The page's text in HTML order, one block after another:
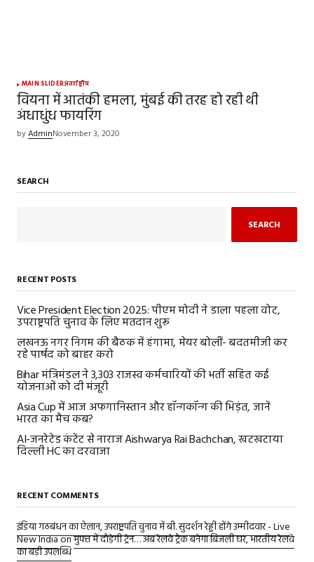
MAIN SLIDERअंतर्राष्ट्रीय
वियना में आतंकी हमला, मुंबई की तरह हो रही थी
अंधाधुंध फायरिंग
byAdminNovember 3, 2020
SEARCH
SEARCH
RECENT POSTS
Vice President Election 2025: पीएम मोदी ने डाला पहला वोट,
उपराष्ट्रपति चुनाव के लिए मतदान शुरू
लखनऊ नगर निगम की बैठक में हंगामा, मेयर बोलीं- बदतमीजी कर
रहे पार्षद को बाहर करो
Bihar मंत्रिमंडल ने 3,303 राजस्व कर्मचारियों की भर्ती सहित कई
योजनाओं को दी मंजूरी
Asia Cup में आज अफगानिस्तान और हॉन्गकॉन्ग की भिड़ंत, जानें
भारत का मैच कब?
AI-जनरेटेड कंटेंट से नाराज Aishwarya Rai Bachchan, खटखटाया
दिल्ली HC का दरवाजा
RECENT COMMENTS
इंडिया गठबंधन का ऐलान, उपराष्ट्रपति चुनाव में बी. सुदर्शन रेड्डी होंगे उम्मीदवार - Live
New Indiaonमुफ्त में दौड़ेगी ट्रेन… अब रेलवे ट्रैक बनेगा बिजली घर, भारतीय रेलवे
का बड़ी उपलब्धि